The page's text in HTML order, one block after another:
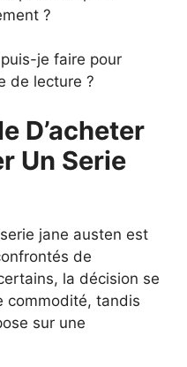
?
je faire pour
de lecture ?
D’acheter
Un Serie
jane austen est
de
la décision se
commodité, tandis
sur une